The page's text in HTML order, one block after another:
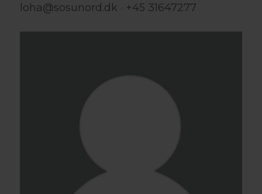
loha@sosunord.dk +45 31647277